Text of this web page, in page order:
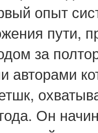
опыт
пути,
за
авторами
Он